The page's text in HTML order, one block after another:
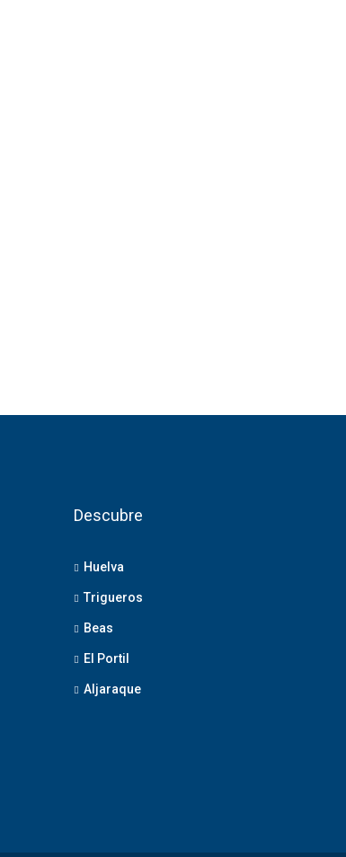
Descubre
Huelva
Trigueros
Beas
El Portil
Aljaraque